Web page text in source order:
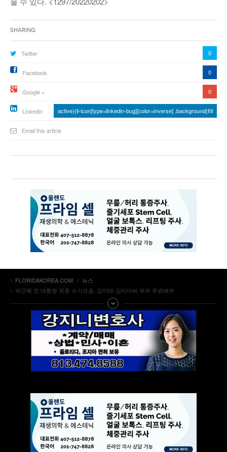
Sharing
Twitter 0
Facebook 0
Google + 0
Linkedin active){li-icon[type=linkedin-bug][color=inverse] .background{fill
Email this article
FLORIDAKOREA.COM
뉴스
박근혜 전 대통령 옥중 수기모음, 김이태-김미미씨 부부 무료배부